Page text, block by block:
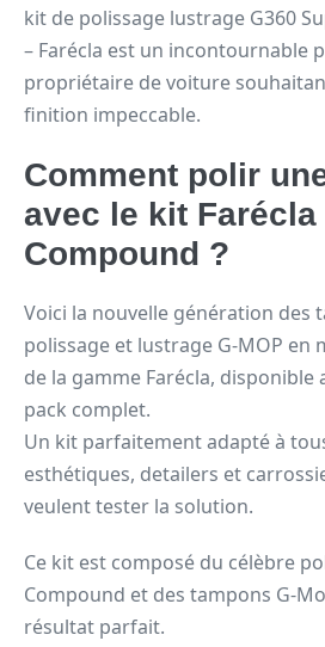
kit de polissage lustrage G360
– Farécla est un incontournable
propriétaire de voiture
finition impeccable.
Comment polir
avec le kit
Compound ?
Voici la nouvelle génération des
polissage et lustrage G-MOP en
de la gamme Farécla, disponible
pack complet.
Un kit parfaitement adapté à
esthétiques, detailers et
veulent tester la solution.
Ce kit est composé du célèbre
Compound et des tampons G-
résultat parfait.